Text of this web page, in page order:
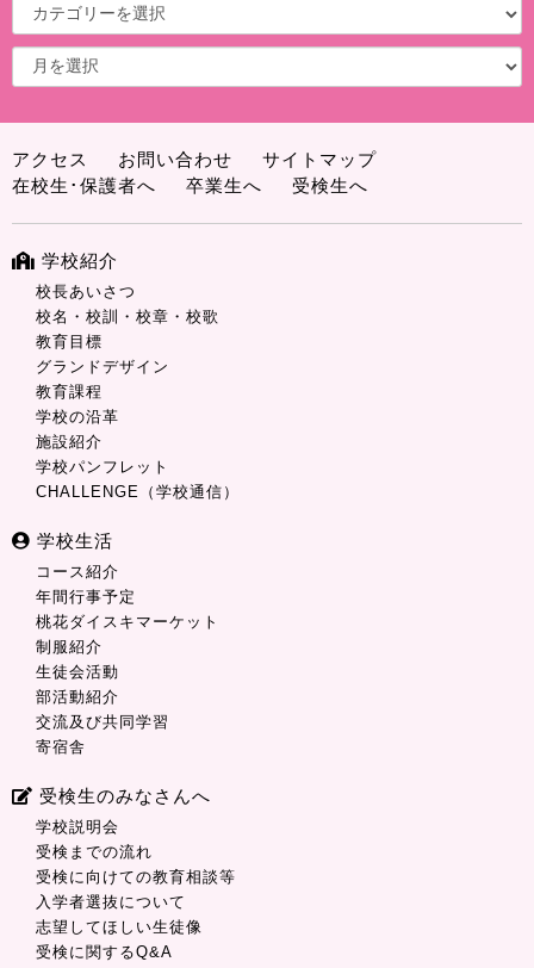
アクセス お問い合わせ
サイトマップ
在校生･保護者へ
卒業生へ 受検生へ
学校紹介
校長あいさつ
校名・校訓・校章・校歌
教育目標
グランドデザイン
教育課程
学校の沿革
施設紹介
学校パンフレット
CHALLENGE（学校通信）
学校生活
コース紹介
年間行事予定
桃花ダイスキマーケット
制服紹介
生徒会活動
部活動紹介
交流及び共同学習
寄宿舎
受検生のみなさんへ
学校説明会
受検までの流れ
受検に向けての教育相談等
入学者選抜について
志望してほしい生徒像
受検に関するQ&A